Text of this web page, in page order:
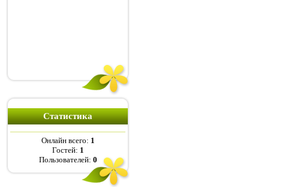
Статистика
Онлайн всего: 1
Гостей: 1
Пользователей: 0